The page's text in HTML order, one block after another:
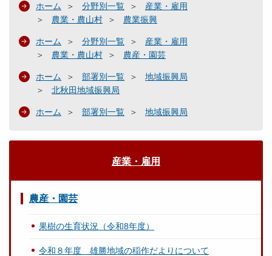
ホーム 分野別一覧
産業・雇用
農業・農山村
農業振興
ホーム 分野別一覧
産業・雇用
農業・農山村
農産・園芸
ホーム 部署別一覧
地域振興局
北秋田地域振興局
ホーム 部署別一覧 地域振興局
産業・雇用
農産・園芸
果樹の生育状況（令和8年度）
令和８年度 雄勝地域の稲作だよりについて